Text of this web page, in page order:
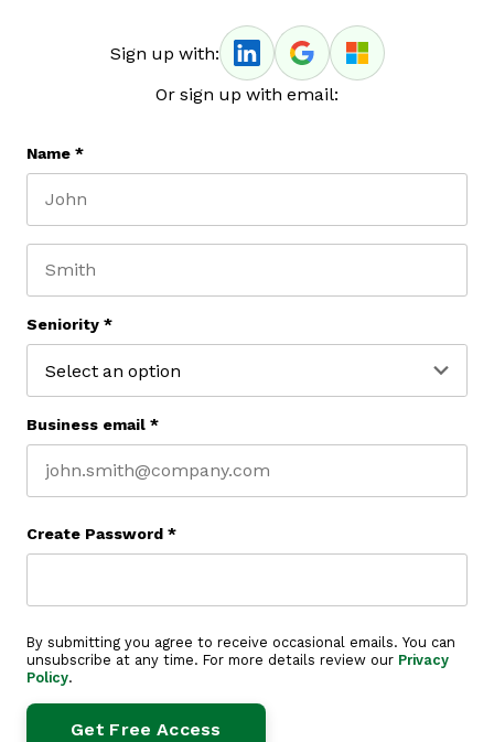
Sign up with:
Or sign up with email:
Name *
Seniority *
Business email *
Create Password *
By submitting you agree to receive occasional emails. You can
unsubscribe at any time. For more details review our Privacy
Policy.